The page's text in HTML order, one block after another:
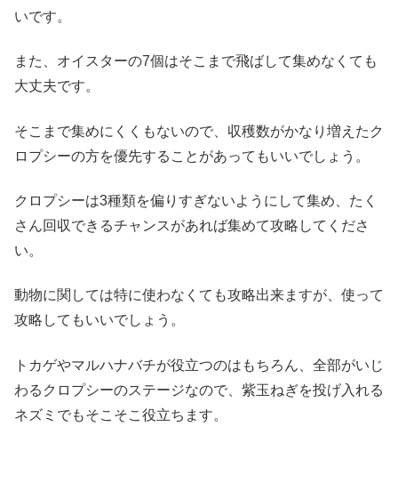
いです。
また、オイスターの7個はそこまで飛ばして集めなくても
大丈夫です。
そこまで集めにくくもないので、収穫数がかなり増えたク
ロプシーの方を優先することがあってもいいでしょう。
クロプシーは3種類を偏りすぎないようにして集め、たく
さん回収できるチャンスがあれば集めて攻略してくださ
い。
動物に関しては特に使わなくても攻略出来ますが、使って
攻略してもいいでしょう。
トカゲやマルハナバチが役立つのはもちろん、全部がいじ
わるクロプシーのステージなので、紫玉ねぎを投げ入れる
ネズミでもそこそこ役立ちます。